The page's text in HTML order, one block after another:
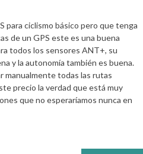
para ciclismo básico pero que tenga
de un GPS este es una buena
todos los sensores ANT+, su
y la autonomía también es buena.
manualmente todas las rutas
precio la verdad que está muy
que no esperaríamos nunca en